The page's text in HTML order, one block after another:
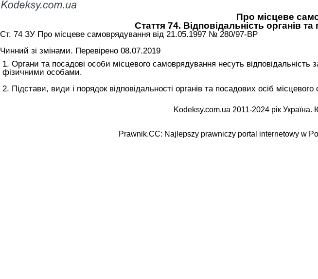
Про місцеве
Стаття 74. Відповідальність органів
Ст. 74 ЗУ Про місцеве самоврядування вiд 21.05.1997 № 280/97-ВР
Чинний зі змінами. Перевірено 08.07.2019
1. Органи та посадові особи місцевого самоврядування несуть
фізичними особами.
2. Підстави, види і порядок відповідальності органів та посадових осіб
Kodeksy.com.ua 2011-2024 рік
Prawnik.CC: Najlepszy prawniczy portal internetowy w